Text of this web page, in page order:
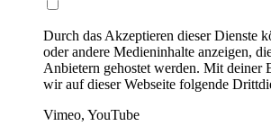
Durch das Akzeptieren dieser Dienste
oder andere Medieninhalte anzeigen,
Anbietern gehostet werden. Mit deiner
wir auf dieser Webseite folgende
Vimeo, YouTube